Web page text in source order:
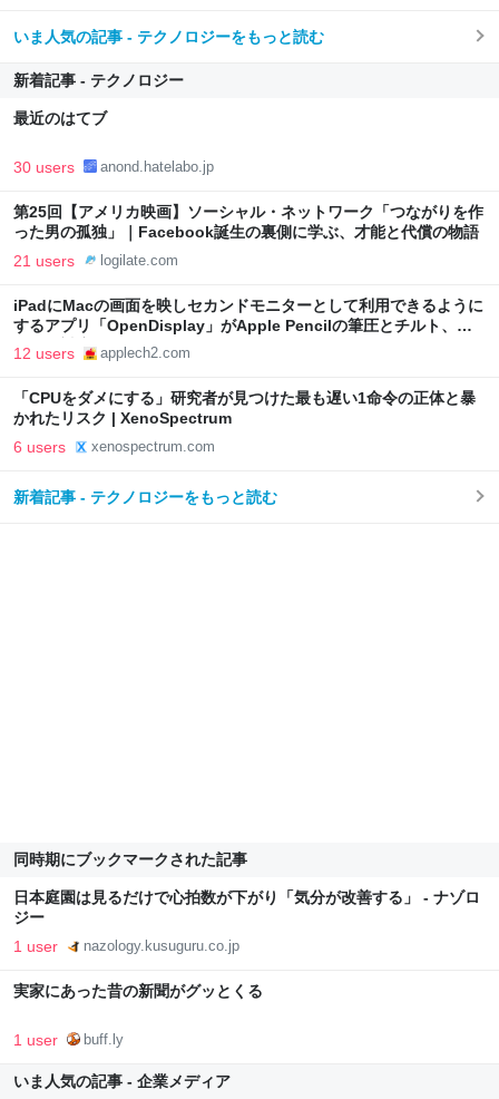
いま人気の記事 - テクノロジーをもっと読む
新着記事 - テクノロジー
最近のはてブ
30 users anond.hatelabo.jp
第25回【アメリカ映画】ソーシャル・ネットワーク「つながりを作
った男の孤独」｜Facebook誕生の裏側に学ぶ、才能と代償の物語
21 users logilate.com
iPadにMacの画面を映しセカンドモニターとして利用できるように
するアプリ「OpenDisplay」がApple Pencilの筆圧とチルト、ホ
バーに対応。
12 users applech2.com
「CPUをダメにする」研究者が見つけた最も遅い1命令の正体と暴
かれたリスク | XenoSpectrum
6 users xenospectrum.com
新着記事 - テクノロジーをもっと読む
同時期にブックマークされた記事
日本庭園は見るだけで心拍数が下がり「気分が改善する」 - ナゾロ
ジー
1 user nazology.kusuguru.co.jp
実家にあった昔の新聞がグッとくる
1 user buff.ly
いま人気の記事 - 企業メディア